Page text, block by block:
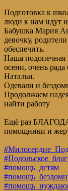
Подготовка к
люди к нам идут
Бабушка Мария
девочку,
обеспечить.
Наша подопечная
осени, очень рада
Натальи.
Одевали и
Продолжаем
найти работу
Ещё раз
помощники и
#помощь_детям